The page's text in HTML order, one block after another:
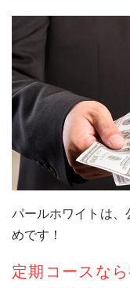
パールホワイトは、
めです！
定期コースな